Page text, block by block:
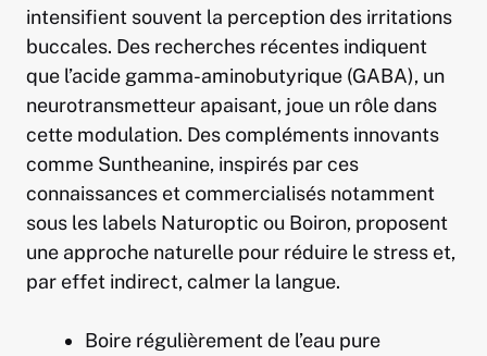
intensifient souvent la perception des irritations
buccales. Des recherches récentes indiquent
que l’acide gamma-aminobutyrique (GABA), un
neurotransmetteur apaisant, joue un rôle dans
cette modulation. Des compléments innovants
comme Suntheanine, inspirés par ces
connaissances et commercialisés notamment
sous les labels Naturoptic ou Boiron, proposent
une approche naturelle pour réduire le stress et,
par effet indirect, calmer la langue.
Boire régulièrement de l’eau pure